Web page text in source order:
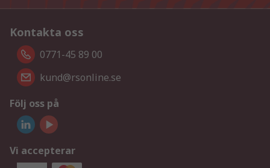
Kontakta oss
0771-45 89 00
kund@rsonline.se
Följ oss på
Vi accepterar